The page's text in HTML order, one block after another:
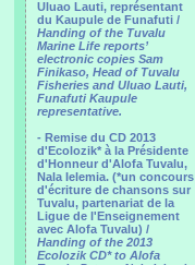
Uluao Lauti, représentant
du Kaupule de Funafuti /
Handing of the Tuvalu
Marine Life reports’
electronic copies Sam
Finikaso, Head of Tuvalu
Fisheries and Uluao Lauti,
Funafuti Kaupule
representative.
- Remise du CD 2013
d'Ecolozik* à la Présidente
d'Honneur d'Alofa Tuvalu,
Nala Ielemia. (*un concours
d'écriture de chansons sur
Tuvalu, partenariat de la
Ligue de l'Enseignement
avec Alofa Tuvalu) /
Handing of the 2013
Ecolozik CD* to Alofa